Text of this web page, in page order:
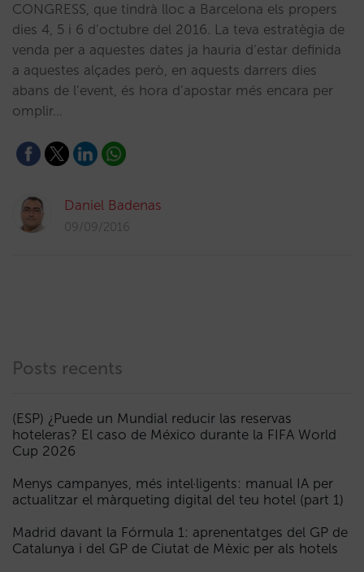
CONGRESS, que tindrà lloc a Barcelona els propers
dies 4, 5 i 6 d’octubre del 2016. La teva estratègia de
venda per a aquestes dates ja hauria d’estar definida
a aquestes alçades però, en aquests darrers dies
abans de l’event, és hora d’apostar més encara per
omplir…
Daniel Badenas
09/09/2016
Posts recents
(ESP) ¿Puede un Mundial reducir las reservas
hoteleras? El caso de México durante la FIFA World
Cup 2026
Menys campanyes, més intel·ligents: manual IA per
actualitzar el màrqueting digital del teu hotel (part 1)
Madrid davant la Fórmula 1: aprenentatges del GP de
Catalunya i del GP de Ciutat de Mèxic per als hotels